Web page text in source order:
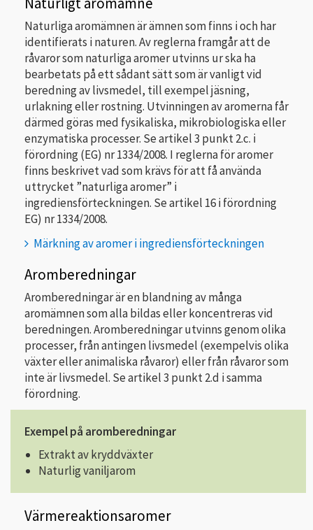
Naturliga aromämnen är ämnen som finns i och har
identifierats i naturen. Av reglerna framgår att de
råvaror som naturliga aromer utvinns ur ska ha
bearbetats på ett sådant sätt som är vanligt vid
beredning av livsmedel, till exempel jäsning,
urlakning eller rostning. Utvinningen av aromerna får
därmed göras med fysikaliska, mikrobiologiska eller
enzymatiska processer. Se artikel 3 punkt 2.c. i
förordning (EG) nr 1334/2008. I reglerna för aromer
finns beskrivet vad som krävs för att få använda
uttrycket ”naturliga aromer” i
ingrediensförteckningen. Se artikel 16 i förordning
EG) nr 1334/2008.
Märkning av aromer i ingrediensförteckningen
Aromberedningar
Aromberedningar är en blandning av många
aromämnen som alla bildas eller koncentreras vid
beredningen. Aromberedningar utvinns genom olika
processer, från antingen livsmedel (exempelvis olika
växter eller animaliska råvaror) eller från råvaror som
inte är livsmedel. Se artikel 3 punkt 2.d i samma
förordning.
Exempel på aromberedningar
Extrakt av kryddväxter
Naturlig vaniljarom
Värmereaktionsaromer